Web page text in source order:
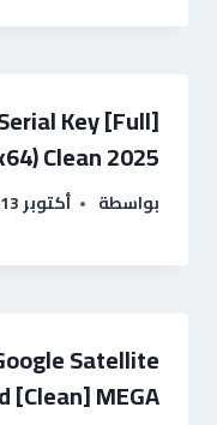
Key [Full]
Clean 2025
بواسطة أكتوبر 13, 2025
Satellite
[Clean] MEGA